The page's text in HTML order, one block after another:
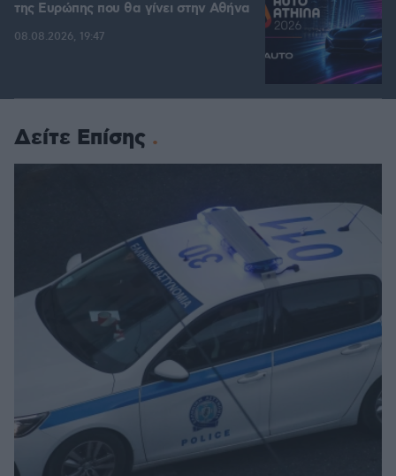
της Ευρώπης που θα γίνει στην Αθήνα
08.08.2026, 19:47
Δείτε Επίσης